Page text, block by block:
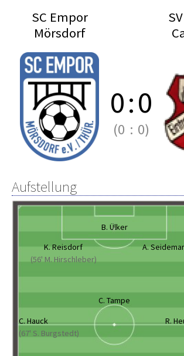
SC Empor
Mörsdorf
0:0
(0 : 0)
Aufstellung
B. Ülker
K. Reisdorf
(56' M. Hirschleber)
A.
C. Tampe
C. Hauck
(67' S. Burgstedt)
R.